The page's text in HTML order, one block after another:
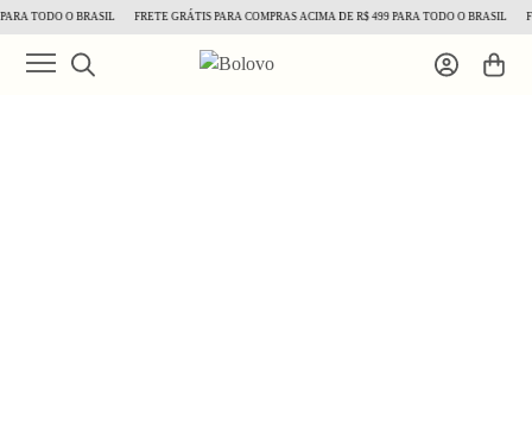
TODO O BRASIL FRETE GRÁTIS PARA COMPRAS ACIMA DE R$ 499 PARA TODO O BRASIL